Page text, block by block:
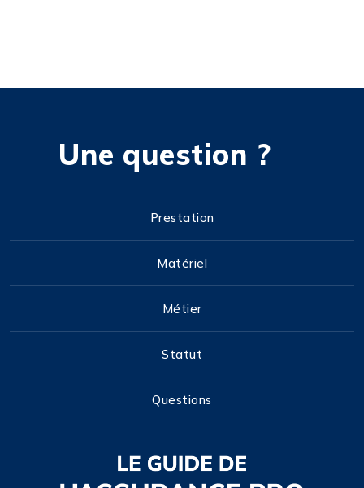
Une question ?
Prestation
Matériel
Métier
Statut
Questions